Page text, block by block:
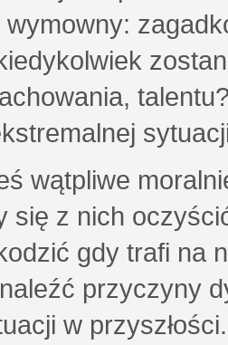
wymowny:
wątpliwe
się z nich
gdy trafi na
przyczyny
w